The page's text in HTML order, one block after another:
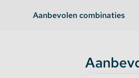
Aanbevolen combinaties